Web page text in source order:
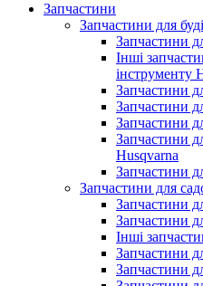
Запчастини
Запчастини для
Запчастини
Інші
інструменту
Запчастини
Запчастини
Запчастини
Запчастини
Husqvarna
Запчастини
Запчастини для
Запчастини
Запчастини
Інші
Запчастини
Запчастини